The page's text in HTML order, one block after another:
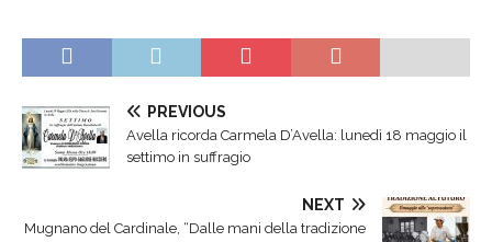
PREVIOUS
Avella ricorda Carmela D’Avella: lunedì 18 maggio il
settimo in suffragio
NEXT
Mugnano del Cardinale, “Dalle mani della tradizione